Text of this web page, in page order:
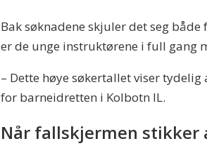
Bak søknadene skjuler det seg
er de unge instruktørene i full gang
– Dette høye søkertallet viser
for barneidretten i Kolbotn IL.
Når fallskjermen stikker